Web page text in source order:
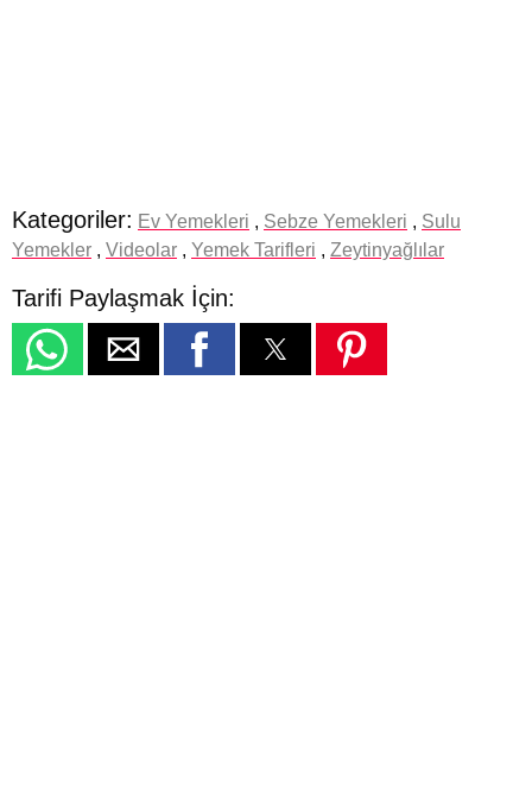
Kategoriler: Ev Yemekleri , Sebze Yemekleri , Sulu
Yemekler , Videolar , Yemek Tarifleri , Zeytinyağlılar
Tarifi Paylaşmak İçin: